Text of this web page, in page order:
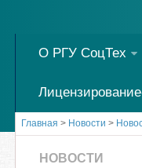
О РГУ СоцТех
Главная > Новости >
НОВОСТИ